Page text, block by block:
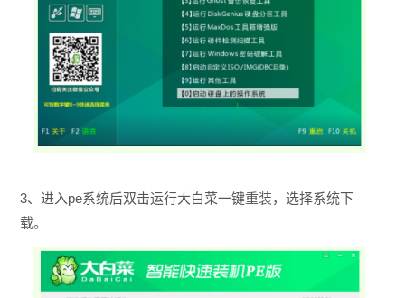
3、进入pe系统后双击运行大白菜一键重装，选择系统下
载。